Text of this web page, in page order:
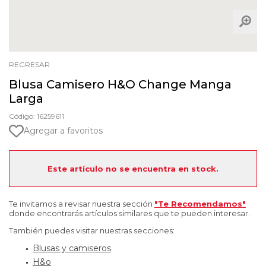
REGRESAR
Blusa Camisero H&O Change Manga
Larga
Código: 16259611
Agregar a favoritos
Este artículo no se encuentra en stock.
Te invitamos a revisar nuestra sección "Te Recomendamos"
donde encontrarás artículos similares que te pueden interesar.
También puedes visitar nuestras secciones:
Blusas y camiseros
H&o